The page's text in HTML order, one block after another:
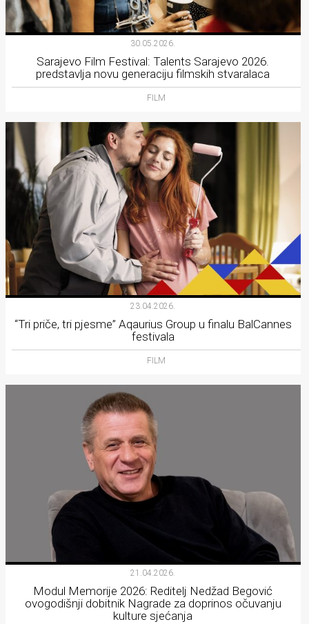
30.05.2026.
Sarajevo Film Festival: Talents Sarajevo 2026.
predstavlja novu generaciju filmskih stvaralaca
FILM
23.04.2026.
“Tri priče, tri pjesme” Aqaurius Group u finalu BalCannes
festivala
FILM
21.04.2026.
Modul Memorije 2026: Reditelj Nedžad Begović
ovogodišnji dobitnik Nagrade za doprinos očuvanju
kulture sjećanja